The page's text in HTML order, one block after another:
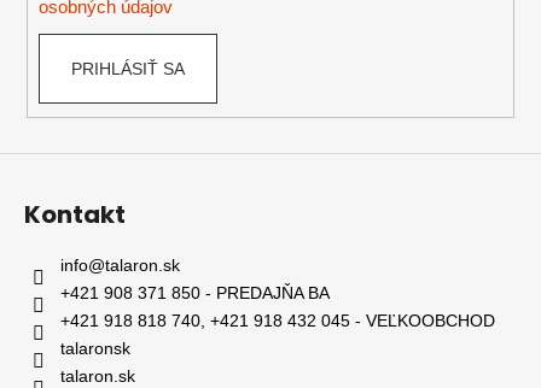
osobných údajov
PRIHLÁSIŤ SA
Kontakt
info@talaron.sk
+421 908 371 850 - PREDAJŇA BA
+421 918 818 740, +421 918 432 045 - VEĽKOOBCHOD
talaronsk
talaron.sk